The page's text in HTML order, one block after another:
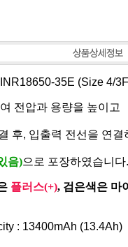
35E (Size 4/
전압과 용량을 높이고
후, 입출력 전선을 연결
음)으로 포장하였습니다.
플러스(+), 검은색은 마
: 13400mAh (13.4Ah)